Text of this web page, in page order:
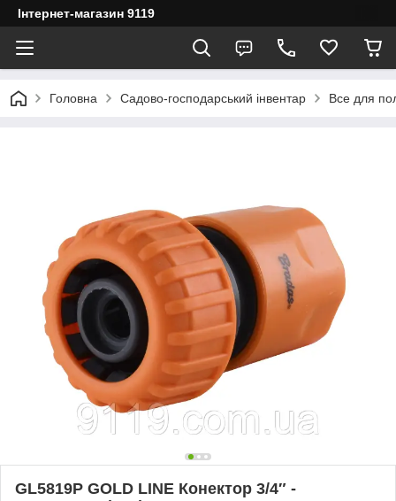
Інтернет-магазин 9119
Головна Садово-господарський інвентар Все для
GL5819P GOLD LINE Конектор 3/4″ -